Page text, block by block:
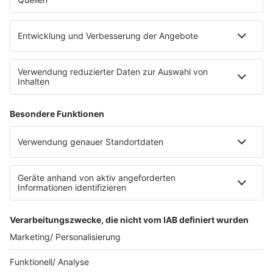
eröffnet. Direkt an der Medizinischen Klinik bietet es
E-Bikes über eine Photovoltaikanlage auf dem …
Impressum
Datenschutzerklärung
Datenschutzeinstellungen